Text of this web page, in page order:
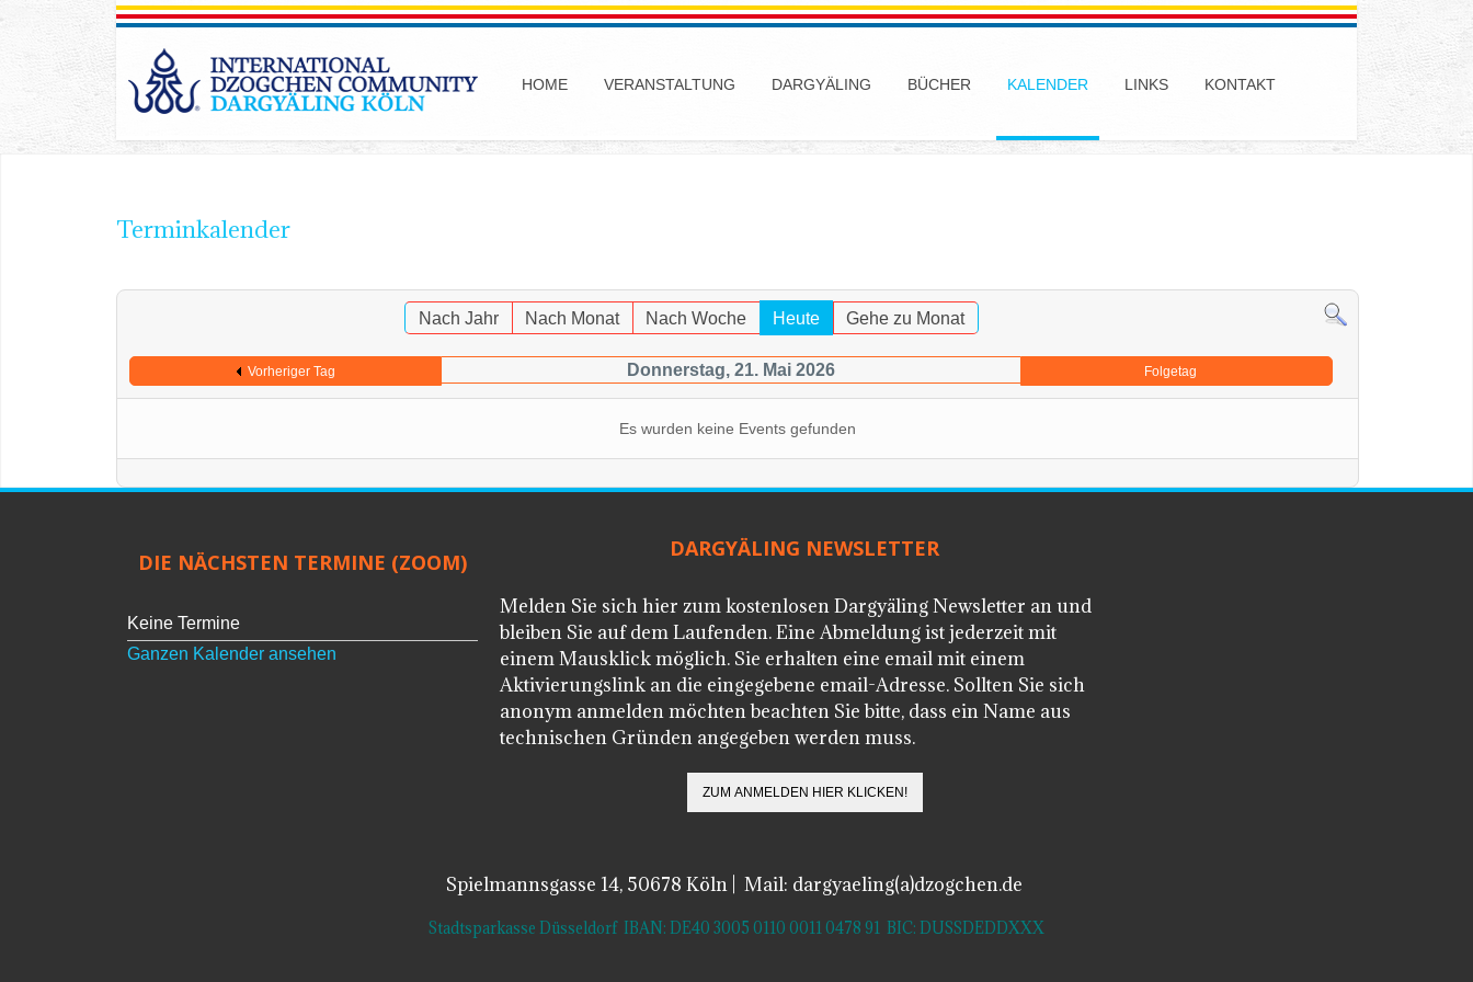
HOME VERANSTALTUNG DARGYÄLING BÜCHER KALENDER LINKS KONTAKT
Terminkalender
Nach Jahr Nach Monat Nach Woche Heute Gehe zu Monat
Vorheriger Tag Donnerstag, 21. Mai 2026 Folgetag
Es wurden keine Events gefunden
DIE NÄCHSTEN TERMINE (ZOOM)
Keine Termine
Ganzen Kalender ansehen
DARGYÄLING NEWSLETTER
Melden Sie sich hier zum kostenlosen Dargyäling Newsletter an und
bleiben Sie auf dem Laufenden. Eine Abmeldung ist jederzeit mit
einem Mausklick möglich. Sie erhalten eine email mit einem
Aktivierungslink an die eingegebene email-Adresse. Sollten Sie sich
anonym anmelden möchten beachten Sie bitte, dass ein Name aus
technischen Gründen angegeben werden muss.
Spielmannsgasse 14, 50678 Köln | Mail: dargyaeling(a)dzogchen.de
Stadtsparkasse Düsseldorf IBAN: DE40 3005 0110 0011 0478 91 BIC: DUSSDEDDXXX